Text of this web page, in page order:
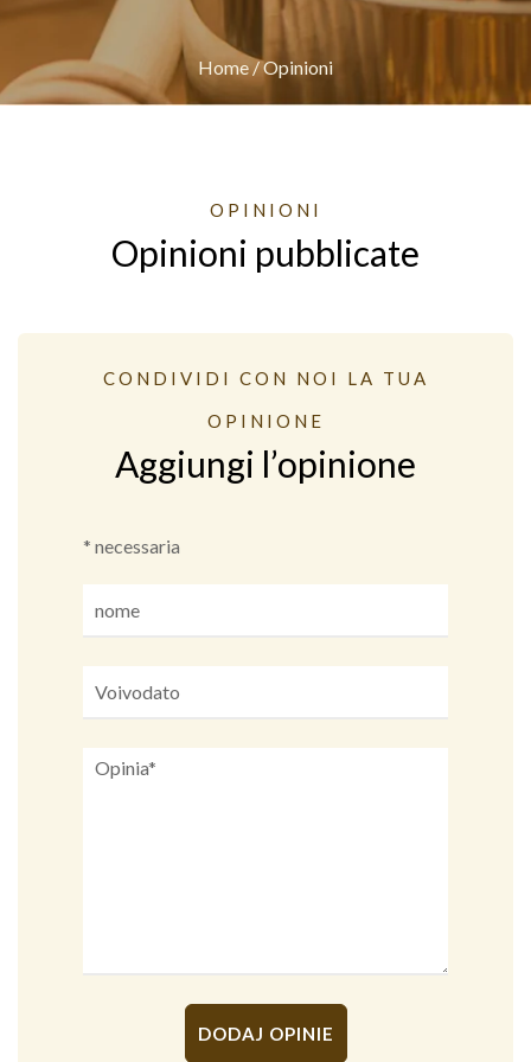
Home /Opinioni
OPINIONI
Opinioni pubblicate
CONDIVIDI CON NOI LA TUA
OPINIONE
Aggiungi l’opinione
* necessaria